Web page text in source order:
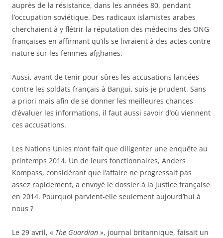
auprès de la résistance, dans les années 80, pendant
l’occupation soviétique. Des radicaux islamistes arabes
cherchaient à y flétrir la réputation des médecins des ONG
françaises en affirmant qu’ils se livraient à des actes contre
nature sur les femmes afghanes.
Aussi, avant de tenir pour sûres les accusations lancées
contre les soldats français à Bangui, suis-je prudent. Sans
a priori mais afin de se donner les meilleures chances
d’évaluer les informations, il faut aussi savoir d’où viennent
ces accusations.
Les Nations Unies n’ont fait que diligenter une enquête au
printemps 2014. Un de leurs fonctionnaires, Anders
Kompass, considérant que l’affaire ne progressait pas
assez rapidement, a envoyé le dossier à la justice française
en 2014. Pourquoi parvient-elle seulement aujourd’hui à
nous ?
Le 29 avril, « The Guardian », journal britannique, faisait un